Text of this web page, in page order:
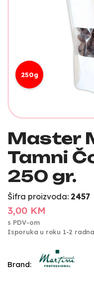
250g
Master
Tamni
250 gr.
Šifra proizvoda: 2457
3,00 KM
s PDV-om
Isporuka u roku 1-2
Brand: